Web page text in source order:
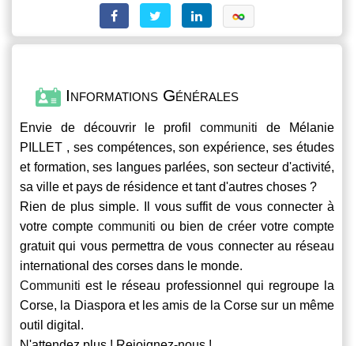
Informations Générales
Envie de découvrir le profil communiti de Mélanie
PILLET , ses compétences, son expérience, ses études
et formation, ses langues parlées, son secteur d'activité,
sa ville et pays de résidence et tant d'autres choses ?
Rien de plus simple. Il vous suffit de vous connecter à
votre compte communiti ou bien de créer votre compte
gratuit qui vous permettra de vous connecter au réseau
international des corses dans le monde.
Communiti est le réseau professionnel qui regroupe la
Corse, la Diaspora et les amis de la Corse sur un même
outil digital.